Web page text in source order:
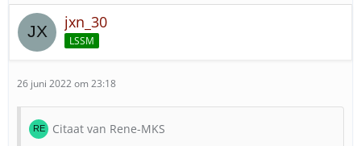
jxn_30
LSSM
26 juni 2022 om 23:18
Citaat van Rene-MKS